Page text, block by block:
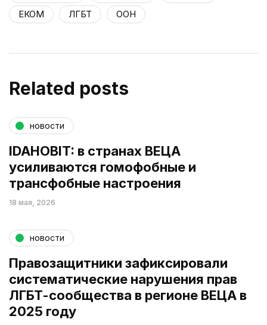
ЕКОМ
ЛГБТ ООН
Related posts
новости
IDAHOBIT: в странах ВЕЦА
усиливаются гомофобные и
трансфобные настроения
18 мая, 2026
новости
Правозащитники зафиксировали
систематические нарушения прав
ЛГБТ-сообщества в регионе ВЕЦА в
2025 году